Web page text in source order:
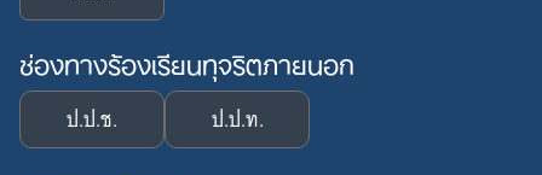
ช่องทางร้องเรียนทุจริตภายนอก
ป.ป.ช. ป.ป.ท.